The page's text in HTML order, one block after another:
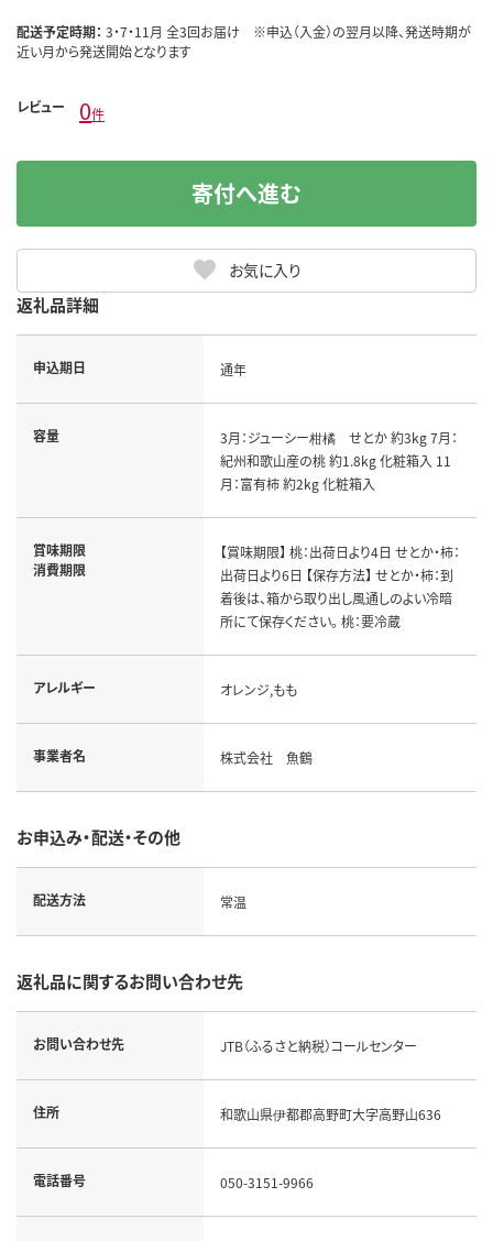
配送予定時期： 3・7・11月 全3回お届け ※申込（入金）の翌月以降、発送時期が
近い月から発送開始となります
レビュー 0件
お気に入り
寄付へ進む
返礼品詳細
申込期日 通年
容量
3月：ジューシー柑橘 せとか 約3kg 7月：
紀州和歌山産の桃 約1.8kg 化粧箱入 11
月：富有柿 約2kg 化粧箱入
賞味期限
消費期限
【賞味期限】 桃：出荷日より4日 せとか・柿：
出荷日より6日 【保存方法】 せとか・柿：到
着後は、箱から取り出し風通しのよい冷暗
所にて保存ください。 桃：要冷蔵
アレルギー オレンジ,もも
事業者名 株式会社 魚鶴
お申込み・配送・その他
配送方法 常温
返礼品に関するお問い合わせ先
お問い合わせ先 JTB（ふるさと納税）コールセンター
住所 和歌山県伊都郡高野町大字高野山636
電話番号 050-3151-9966